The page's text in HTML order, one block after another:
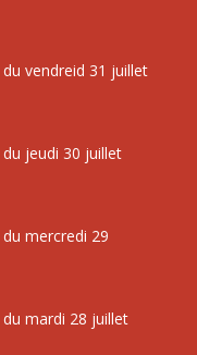
du vendreid 31 juillet
du jeudi 30 juillet
du mercredi 29
du mardi 28 juillet